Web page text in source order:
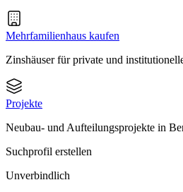
Mehrfamilienhaus kaufen
Zinshäuser für private und
Projekte
Neubau- und Aufteilungsprojekte in
Suchprofil erstellen
Unverbindlich